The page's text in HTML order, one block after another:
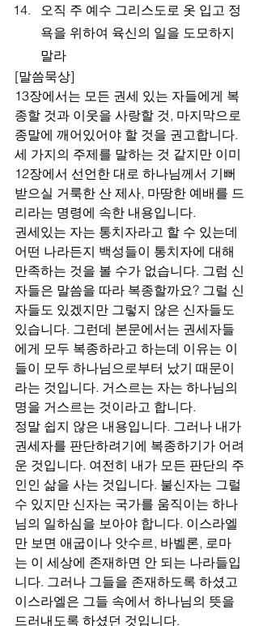
오직 주 예수 그리스도로 옷 입고 정
욕을 위하여 육신의 일을 도모하지
말라
[말씀묵상]
13장에서는 모든 권세 있는 자들에게 복
종할 것과 이웃을 사랑할 것, 마지막으로
종말에 깨어있어야 할 것을 권고합니다.
세 가지의 주제를 말하는 것 같지만 이미
12장에서 선언한 대로 하나님께서 기뻐
받으실 거룩한 산 제사, 마땅한 예배를 드
리라는 명령에 속한 내용입니다.
권세있는 자는 통치자라고 할 수 있는데
어떤 나라든지 백성들이 통치자에 대해
만족하는 것을 볼 수가 없습니다. 그럼 신
자들은 말씀을 따라 복종할까요? 그럴 신
자들도 있겠지만 그렇지 않은 신자들도
있습니다. 그런데 본문에서는 권세자들
에게 모두 복종하라고 하는데 이유는 이
들이 모두 하나님으로부터 났기 때문이
라는 것입니다. 거스르는 자는 하나님의
명을 거스르는 것이라고 합니다.
정말 쉽지 않은 내용입니다. 그러나 내가
권세자를 판단하려기에 복종하기가 어려
운 것입니다. 여전히 내가 모든 판단의 주
인인 삶을 사는 것입니다. 불신자는 그럴
수 있지만 신자는 국가를 움직이는 하나
님의 일하심을 보아야 합니다. 이스라엘
만 보면 애굽이나 앗수르, 바벨론, 로마
는 이 세상에 존재하면 안 되는 나라들입
니다. 그러나 그들을 존재하도록 하셨고
이스라엘은 그들 속에서 하나님의 뜻을
드러내도록 하셨던 것입니다.